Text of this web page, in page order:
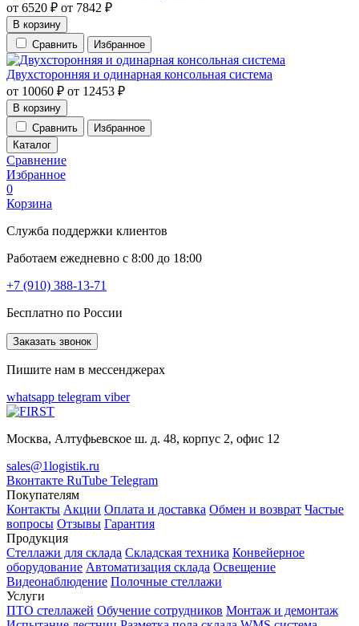
от 6520 ₽ от 7842 ₽
В корзину
Сравнить
Избранное
Двухсторонняя и одинарная консольная система
от 10060 ₽ от 12453 ₽
В корзину
Сравнить
Избранное
Каталог
Сравнение
Избранное
0
Корзина
Служба поддержки клиентов
Работаем ежедневно с 8:00 до 18:00
+7 (910) 388-13-71
Бесплатно по России
Заказать звонок
Пишите нам в мессенджерах
whatsapp telegram viber
Москва, Алтуфьевское ш. д. 48, корпус 2, офис 12
sales@1logistik.ru
Вконтакте RuTube Telegram
Покупателям
Контакты Акции Оплата и доставка Обмен и возврат Частые
вопросы Отзывы Гарантия
Продукция
Стеллажи для склада Складская техника Конвейерное
оборудование Автоматизация склада Освещение
Видеонаблюдение Полочные стеллажи
Услуги
ПТО стеллажей Обучение сотрудников Монтаж и демонтаж